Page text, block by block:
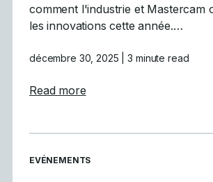
comment l'industrie et Mastercam
les innovations cette année.…
décembre 30, 2025 | 3 minute read
Read moreabout Les 5 principales
READ MORE ARTICLES ABOUT
EVÉNEMENTS